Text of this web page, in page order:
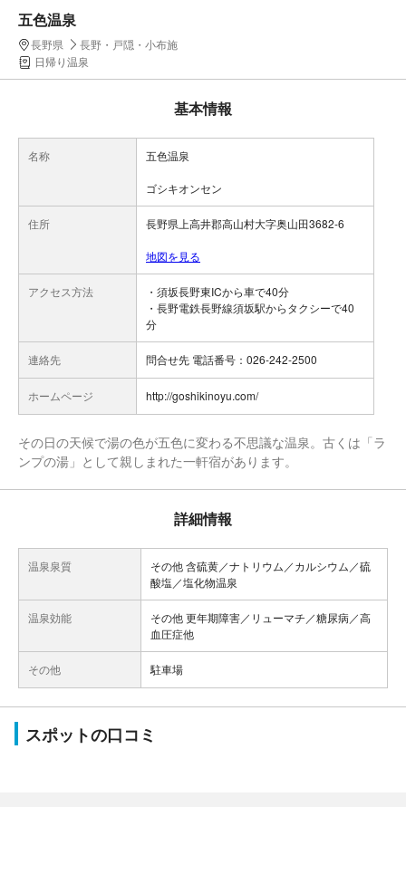
五色温泉
長野県
長野・戸隠・小布施
日帰り温泉
基本情報
名称 五色温泉
ゴシキオンセン
住所 長野県上高井郡高山村大字奥山田3682-6
地図を見る
アクセス方法
・須坂長野東ICから車で40分
・長野電鉄長野線須坂駅からタクシーで40
分
連絡先 問合せ先 電話番号：026-242-2500
ホームページ http://goshikinoyu.com/
その日の天候で湯の色が五色に変わる不思議な温泉。古くは「ラ
ンプの湯」として親しまれた一軒宿があります。
詳細情報
温泉泉質
その他 含硫黄／ナトリウム／カルシウム／硫
酸塩／塩化物温泉
温泉効能
その他 更年期障害／リューマチ／糖尿病／高
血圧症他
その他 駐車場
スポットの口コミ